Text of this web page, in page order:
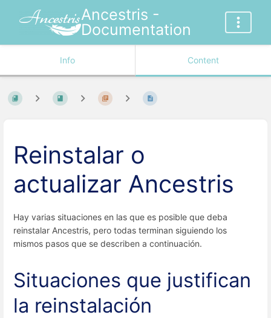
Ancestris -
Documentation
Info Content
Reinstalar o
actualizar Ancestris
Hay varias situaciones en las que es posible que deba
reinstalar Ancestris, pero todas terminan siguiendo los
mismos pasos que se describen a continuación.
Situaciones que justifican
la reinstalación